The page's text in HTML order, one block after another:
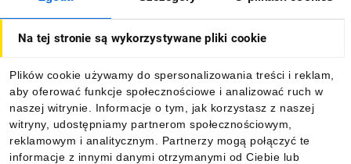
Na tej stronie są wykorzystywane pliki cookie
Plików cookie używamy do spersonalizowania treści i reklam,
aby oferować funkcje społecznościowe i analizować ruch w
naszej witrynie. Informacje o tym, jak korzystasz z naszej
witryny, udostępniamy partnerom społecznościowym,
reklamowym i analitycznym. Partnerzy mogą połączyć te
informacje z innymi danymi otrzymanymi od Ciebie lub
Informacje
Pobierz naszą aplikację mobilną: